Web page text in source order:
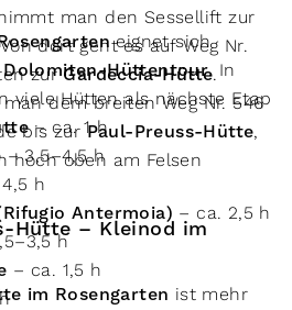
man den Sessellift zur
dort geht es auf Weg Nr.
zurGardeccia-Hütte.
dem breiten Weg Nr. 546
bis zurPaul-Preuss-Hütte,
hoch oben am Felsen
eignet sich
Dolomiten-Hüttentour. In
viele Hütten als nächste
– ca. 1 h
– 3,5–4,5 h
h
Antermoia) – ca. 2,5 h
h
– ca. 1,5 h
h
Hütte – Kleinod im
im Rosengarten ist mehr